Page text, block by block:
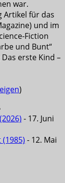
war.
Artikel für das
und im
Fiction
und Bunt“
erste Kind –
)
- 17. Juni
- 12. Mai